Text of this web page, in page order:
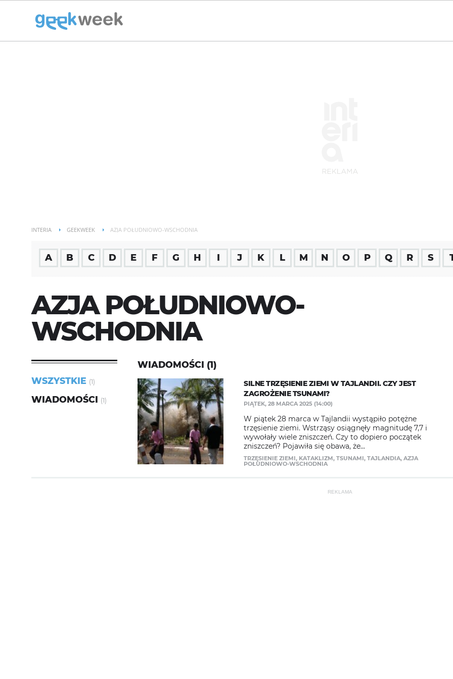
INTERIA GEEKWEEK AZJA POŁUDNIOWO-WSCHODNIA
A B C D E F G H I J K L M N O P Q R S
AZJA POŁUDNIOWO-
WSCHODNIA
WSZYSTKIE (1)
WIADOMOŚCI (1)
WIADOMOŚCI (1)
SILNE TRZĘSIENIE ZIEMI W TAJLANDII. CZY JEST
ZAGROŻENIE TSUNAMI?
PIĄTEK, 28 MARCA 2025 (14:00)
W piątek 28 marca w Tajlandii wystąpiło potężne
trzęsienie ziemi. Wstrząsy osiągnęły magnitudę 7,7 i
wywołały wiele zniszczeń. Czy to dopiero początek
zniszczeń? Pojawiła się obawa, że...
TRZĘSIENIE ZIEMI, KATAKLIZM, TSUNAMI, TAJLANDIA, AZJA
POŁUDNIOWO-WSCHODNIA
REKLAMA